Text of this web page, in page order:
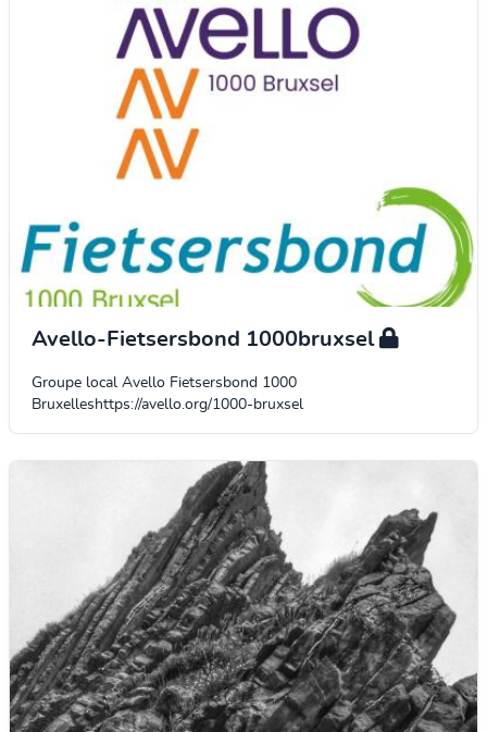
Avello-Fietsersbond 1000bruxsel
Groupe local Avello Fietsersbond 1000
Bruxelleshttps://avello.org/1000-bruxsel